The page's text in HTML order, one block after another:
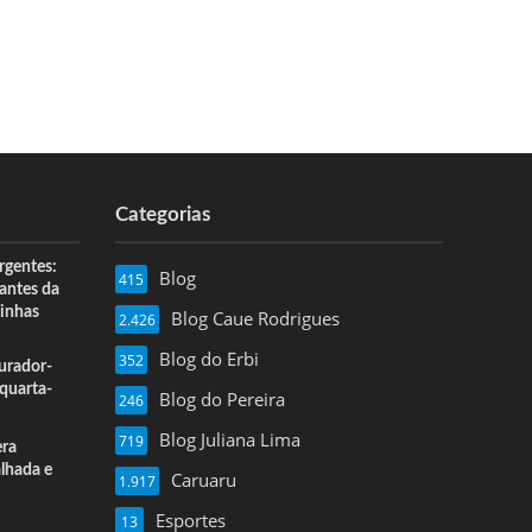
da
e
Categorias
Blog
415
Blog Caue Rodrigues
2.426
Blog do Erbi
352
Blog do Pereira
246
Blog Juliana Lima
719
Caruaru
1.917
Esportes
13